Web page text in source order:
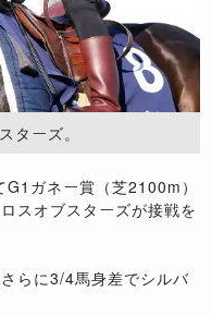
ターズ。
ガネー賞（芝2100m）
スオブスターズが接戦を
らに3/4馬身差でシルバ